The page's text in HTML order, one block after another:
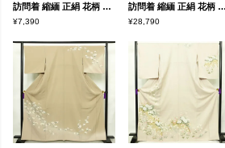
訪問着 縮緬 正絹 花柄 袷仕立て 身丈151.5cm 裄丈65cm 箔 金彩 フォーマル 着物 青・紺
¥7,390
訪問着 縮緬 正絹 花柄 袷仕立て 身丈161cm 裄丈66.5cm フォーマル 着物 多色使い
¥28,790